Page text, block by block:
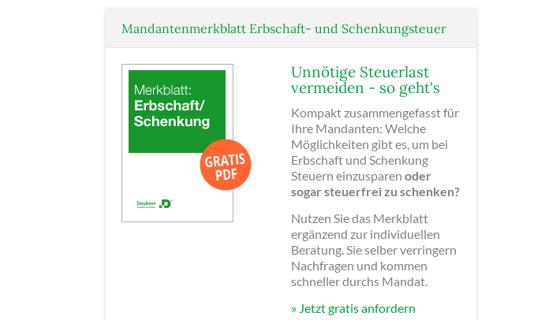
Mandantenmerkblatt Erbschaft- und Schenkungsteuer
Unnötige Steuerlast
vermeiden - so geht's
Kompakt zusammengefasst für
Ihre Mandanten: Welche
Möglichkeiten gibt es, um bei
Erbschaft und Schenkung
Steuern einzusparen oder
sogar steuerfrei zu schenken?
Nutzen Sie das Merkblatt
ergänzend zur individuellen
Beratung. Sie selber verringern
Nachfragen und kommen
schneller durchs Mandat.
» Jetzt gratis anfordern